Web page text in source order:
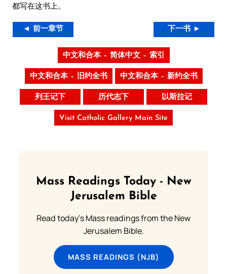
都写在这书上。
◄ 前一章节 下一书 ►
中文和合本 – 简体中文 – 索引
中文和合本 – 旧约全书 中文和合本 – 新约全书
列王记下 历代志下 以斯拉记
Visit Catholic Gallery Main Site
Mass Readings Today - New
Jerusalem Bible
Read today's Mass readings from the New
Jerusalem Bible.
MASS READINGS (NJB)